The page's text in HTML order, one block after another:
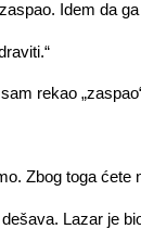
Idem da
rekao
Zbog toga ćete
Lazar je